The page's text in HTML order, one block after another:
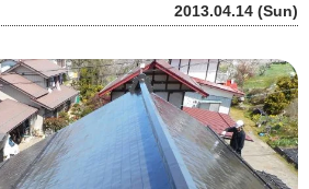
2013.04.14 (Sun)